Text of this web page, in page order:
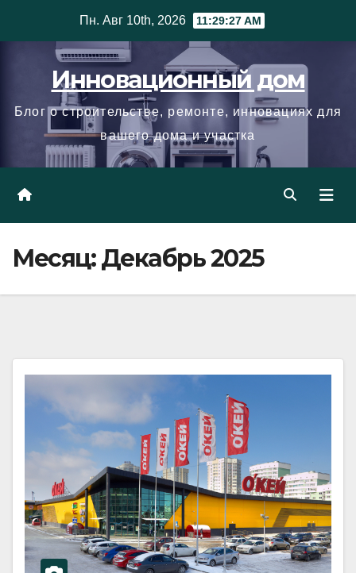
Пн. Авг 10th, 2026 11:29:27 AM
Инновационный дом
Блог о строительстве, ремонте, инновациях для
вашего дома и участка
Месяц:Декабрь 2025